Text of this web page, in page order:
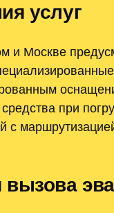
услуг
и Москве
при
с